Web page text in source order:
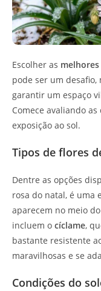
Escolher as
pode ser um desafio,
garantir um espaço
Comece avaliando
exposição ao sol.
Tipos de flores
Dentre as opções
rosa do natal, é uma
aparecem no meio
incluem o cíclame,
bastante resistente
maravilhosas e se
Condições do